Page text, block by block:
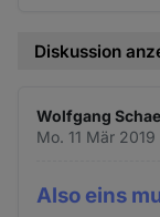
Diskussion
Wolfgang
Mo. 11 Mär
Also eins